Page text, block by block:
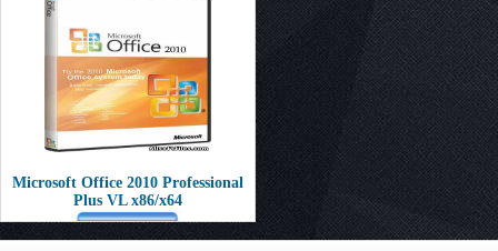
Microsoft Office 2010 Professional
Plus VL x86/x64